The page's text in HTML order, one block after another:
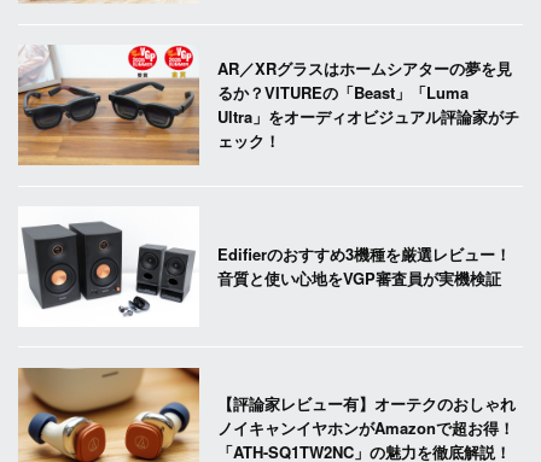
AR／XRグラスはホームシアターの夢を見
るか？VITUREの「Beast」「Luma
Ultra」をオーディオビジュアル評論家がチ
ェック！
Edifierのおすすめ3機種を厳選レビュー！
音質と使い心地をVGP審査員が実機検証
【評論家レビュー有】オーテクのおしゃれ
ノイキャンイヤホンがAmazonで超お得！
「ATH-SQ1TW2NC」の魅力を徹底解説！